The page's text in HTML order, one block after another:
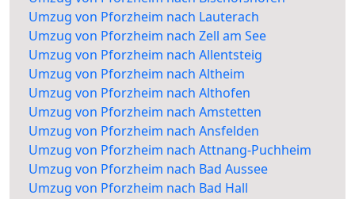
Umzug von Pforzheim nach Lauterach
Umzug von Pforzheim nach Zell am See
Umzug von Pforzheim nach Allentsteig
Umzug von Pforzheim nach Altheim
Umzug von Pforzheim nach Althofen
Umzug von Pforzheim nach Amstetten
Umzug von Pforzheim nach Ansfelden
Umzug von Pforzheim nach Attnang-Puchheim
Umzug von Pforzheim nach Bad Aussee
Umzug von Pforzheim nach Bad Hall